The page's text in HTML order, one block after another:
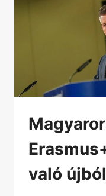
való